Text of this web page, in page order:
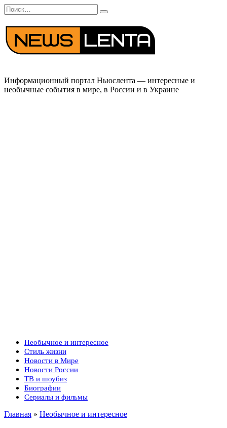
Перейти
к
содержанию
Search
for:
Информационный портал Ньюслента — интересные и
необычные события в мире, в России и в Украине
Необычное и интересное
Стиль жизни
Новости в Мире
Новости России
ТВ и шоубиз
Биографии
Сериалы и фильмы
Главная » Необычное и интересное